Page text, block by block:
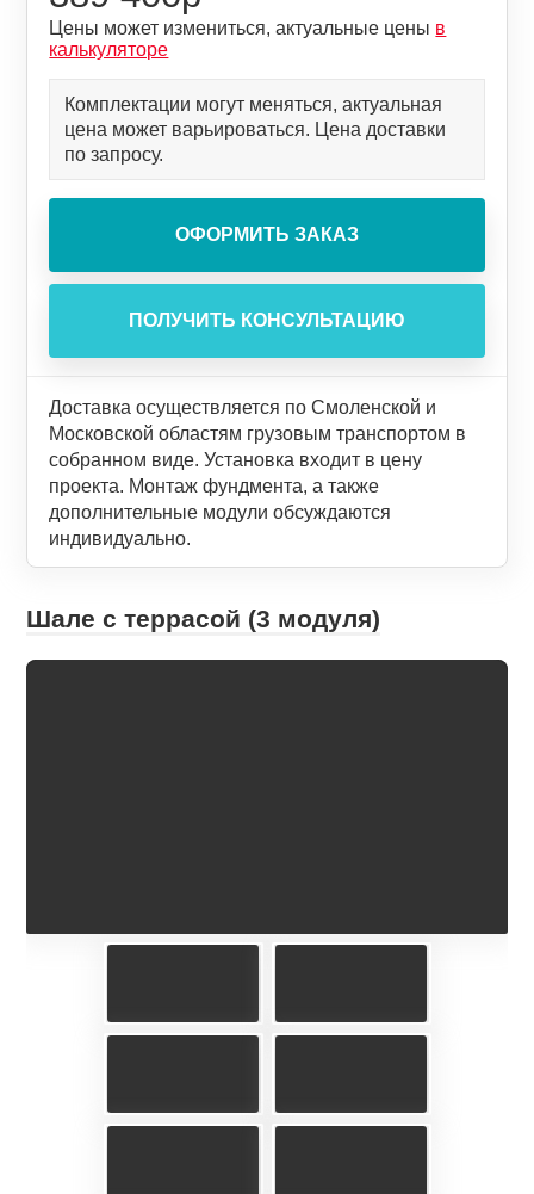
Цены может измениться, актуальные цены в
калькуляторе
Комплектации могут меняться, актуальная
цена может варьироваться. Цена доставки
по запросу.
Доставка осуществляется по Смоленской и
Московской областям грузовым транспортом в
собранном виде. Установка входит в цену
проекта. Монтаж фундмента, а также
дополнительные модули обсуждаются
индивидуально.
Шале с террасой (3 модуля)